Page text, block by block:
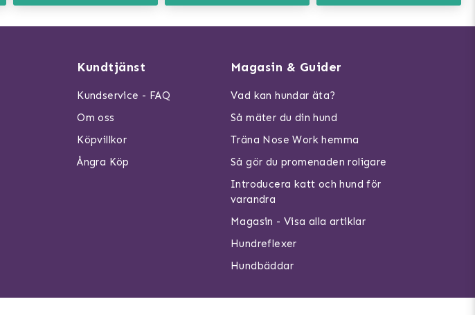
Kundtjänst
Kundservice - FAQ
Om oss
Köpvillkor
Ångra Köp
Magasin & Guider
Vad kan hundar äta?
Så mäter du din hund
Träna Nose Work hemma
Så gör du promenaden roligare
Introducera katt och hund för
varandra
Magasin - Visa alla artiklar
Hundreflexer
Hundbäddar